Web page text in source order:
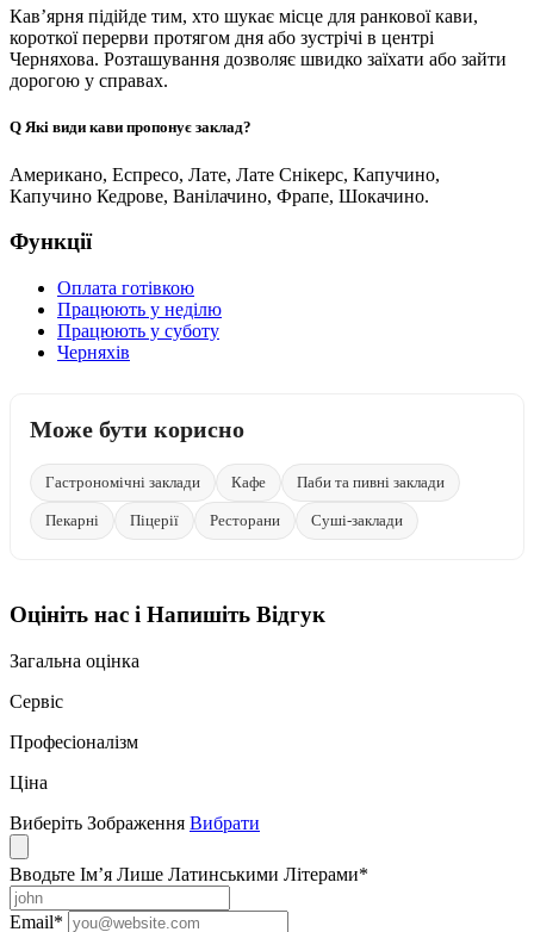
Кав’ярня підійде тим, хто шукає місце для ранкової кави,
короткої перерви протягом дня або зустрічі в центрі
Черняхова. Розташування дозволяє швидко заїхати або зайти
дорогою у справах.
Q Які види кави пропонує заклад?
Американо, Еспресо, Лате, Лате Снікерс, Капучино,
Капучино Кедрове, Ванілачино, Фрапе, Шокачино.
Функції
Оплата готівкою
Працюють у неділю
Працюють у суботу
Черняхів
Може бути корисно
Гастрономічні заклади Кафе Паби та пивні заклади
Пекарні Піцерії Ресторани Суші-заклади
Оцініть нас і Напишіть Відгук
Загальна оцінка
Сервіс
Професіоналізм
Ціна
Виберіть Зображення Вибрати
Вводьте Ім’я Лише Латинськими Літерами*
Email*